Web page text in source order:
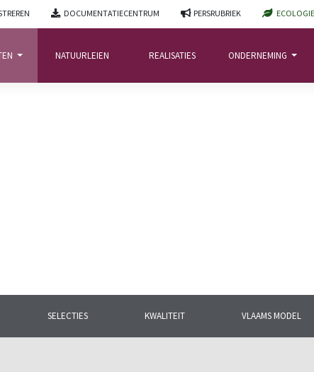
DOCUMENTATIECENTRUM PERSRUBRIEK ECOLOGIE
NATUURLEIEN REALISATIES ONDERNEMING
natuurleien sinds 1892.
SELECTIES KWALITEIT VLAAMS MODEL